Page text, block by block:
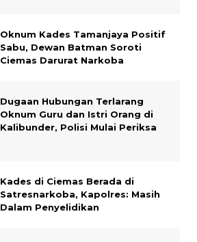
Oknum Kades Tamanjaya Positif
Sabu, Dewan Batman Soroti
Ciemas Darurat Narkoba
Dugaan Hubungan Terlarang
Oknum Guru dan Istri Orang di
Kalibunder, Polisi Mulai Periksa
Kades di Ciemas Berada di
Satresnarkoba, Kapolres: Masih
Dalam Penyelidikan